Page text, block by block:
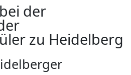
der
zu Heidelberg